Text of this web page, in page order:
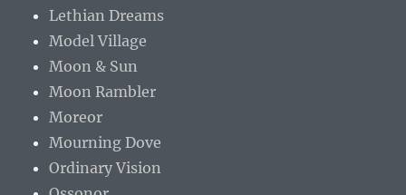
Lethian Dreams
Model Village
Moon & Sun
Moon Rambler
Moreor
Mourning Dove
Ordinary Vision